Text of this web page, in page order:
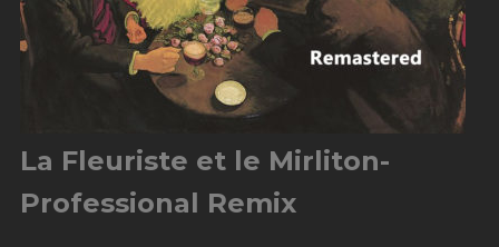
La Fleuriste et le Mirliton-
Professional Remix